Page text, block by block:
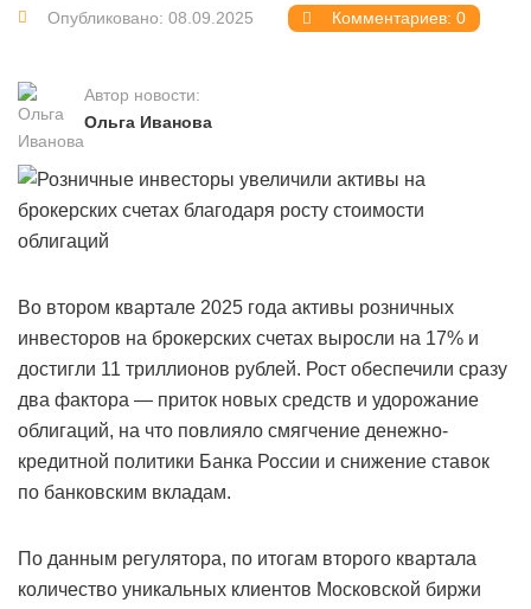
Опубликовано: 08.09.2025 Комментариев: 0
Автор новости:
Ольга Иванова
Во втором квартале 2025 года активы розничных
инвесторов на брокерских счетах выросли на 17% и
достигли 11 триллионов рублей. Рост обеспечили сразу
два фактора — приток новых средств и удорожание
облигаций, на что повлияло смягчение денежно-
кредитной политики Банка России и снижение ставок
по банковским вкладам.
По данным регулятора, по итогам второго квартала
количество уникальных клиентов Московской биржи